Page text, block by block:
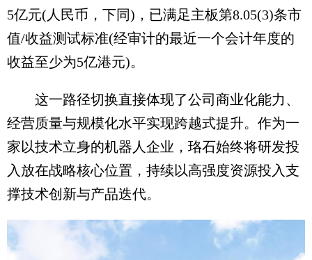
5亿元(人民币，下同)，已满足主板第8.05(3)条市
值/收益测试标准(经审计的最近一个会计年度的
收益至少为5亿港元)。
这一路径切换直接体现了公司商业化能力、
经营质量与规模化水平实现跨越式提升。作为一
家以技术立身的机器人企业，珞石始终将研发投
入放在战略核心位置，持续以高强度资源投入支
撑技术创新与产品迭代。